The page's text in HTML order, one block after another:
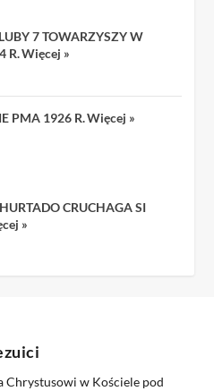
7 TOWARZYSZY W
R.Więcej »
PMA 1926 R.Więcej »
CRUCHAGA SI
»
Chrystusowi w Kościele pod